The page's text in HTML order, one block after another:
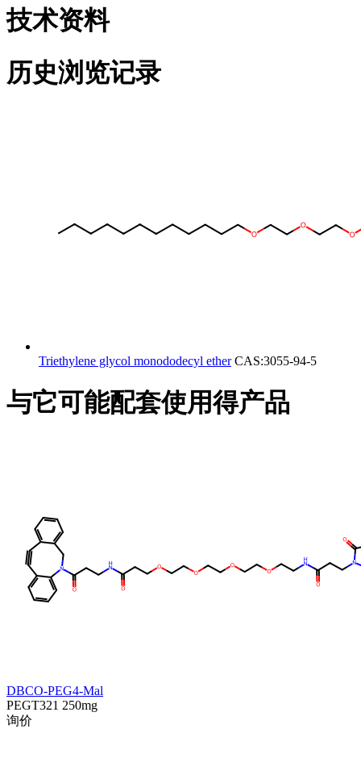
技术资料
历史浏览记录
Triethylene glycol monododecyl ether CAS:3055-94-5
与它可能配套使用得产品
DBCO-PEG4-Mal
PEGT321 250mg
询价